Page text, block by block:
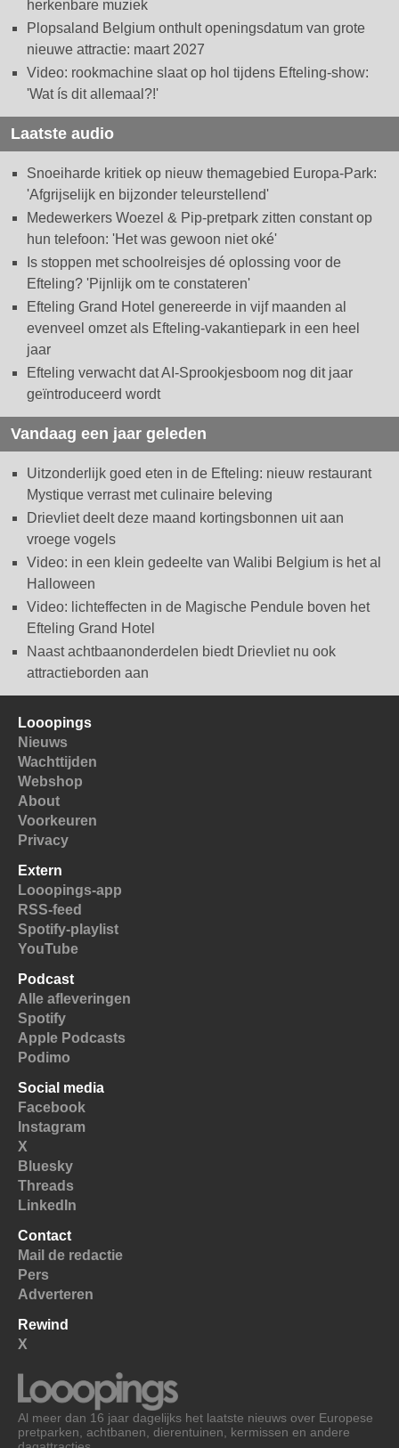
herkenbare muziek
Plopsaland Belgium onthult openingsdatum van grote
nieuwe attractie: maart 2027
Video: rookmachine slaat op hol tijdens Efteling-show:
'Wat ís dit allemaal?!'
Laatste audio
Snoeiharde kritiek op nieuw themagebied Europa-Park:
'Afgrijselijk en bijzonder teleurstellend'
Medewerkers Woezel & Pip-pretpark zitten constant op
hun telefoon: 'Het was gewoon niet oké'
Is stoppen met schoolreisjes dé oplossing voor de
Efteling? 'Pijnlijk om te constateren'
Efteling Grand Hotel genereerde in vijf maanden al
evenveel omzet als Efteling-vakantiepark in een heel
jaar
Efteling verwacht dat AI-Sprookjesboom nog dit jaar
geïntroduceerd wordt
Vandaag een jaar geleden
Uitzonderlijk goed eten in de Efteling: nieuw restaurant
Mystique verrast met culinaire beleving
Drievliet deelt deze maand kortingsbonnen uit aan
vroege vogels
Video: in een klein gedeelte van Walibi Belgium is het al
Halloween
Video: lichteffecten in de Magische Pendule boven het
Efteling Grand Hotel
Naast achtbaanonderdelen biedt Drievliet nu ook
attractieborden aan
Looopings
Nieuws
Wachttijden
Webshop
About
Voorkeuren
Privacy
Extern
Looopings-app
RSS-feed
Spotify-playlist
YouTube
Podcast
Alle afleveringen
Spotify
Apple Podcasts
Podimo
Social media
Facebook
Instagram
X
Bluesky
Threads
LinkedIn
Contact
Mail de redactie
Pers
Adverteren
Rewind
X
Al meer dan 16 jaar dagelijks het laatste nieuws over Europese
pretparken, achtbanen, dierentuinen, kermissen en andere